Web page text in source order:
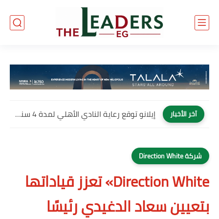
آخر الأخبار إيلانو توقع رعاية النادي الأهلي لمدة 4 سنوات وتصبح العلامة...
شركة Direction White
Direction White» تعزز قياداتها
بتعيين سعاد الدغيدي رئيسًا